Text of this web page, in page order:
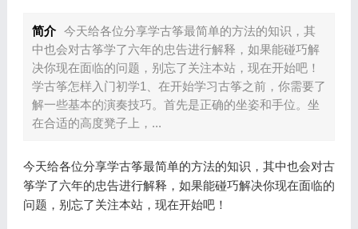
简介 今天给各位分享学古筝最简单的方法的知识，其
中也会对古筝学了六年的忠告进行解释，如果能碰巧解
决你现在面临的问题，别忘了关注本站，现在开始吧！
学古筝怎样入门初学1、在开始学习古筝之前，你需要了
解一些基本的演奏技巧。首先是正确的坐姿和手位。坐
在合适的高度凳子上，...
今天给各位分享学古筝最简单的方法的知识，其中也会对古
筝学了六年的忠告进行解释，如果能碰巧解决你现在面临的
问题，别忘了关注本站，现在开始吧！